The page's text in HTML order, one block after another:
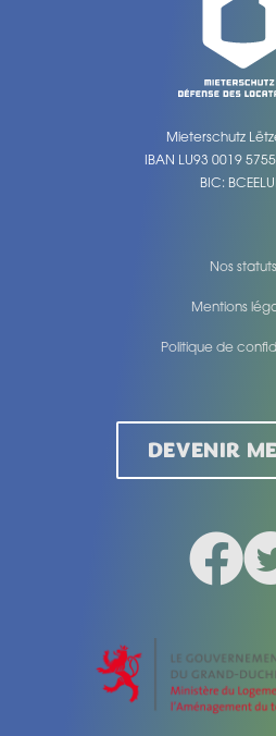
Mieterschutz
IBAN LU93 0019
BIC:
Nos statuts
Mentions
Politique de
DEVENIR